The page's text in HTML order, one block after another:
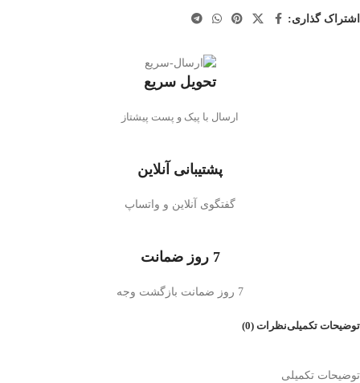
اشتراک گذاری:
تحویل سریع
ارسال با پیک و پست پیشتاز
پشتیبانی آنلاین
گفتگوی آنلاین و واتساپ
7 روز ضمانت
7 روز ضمانت بازگشت وجه
توضیحات تکمیلینظرات (0)
توضیحات تکمیلی